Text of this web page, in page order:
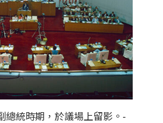
總統時期，於議場上留影。-